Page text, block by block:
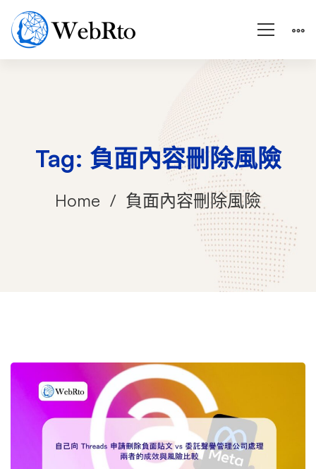
Tag: 負面內容刪除風險
Home 負面內容刪除風險